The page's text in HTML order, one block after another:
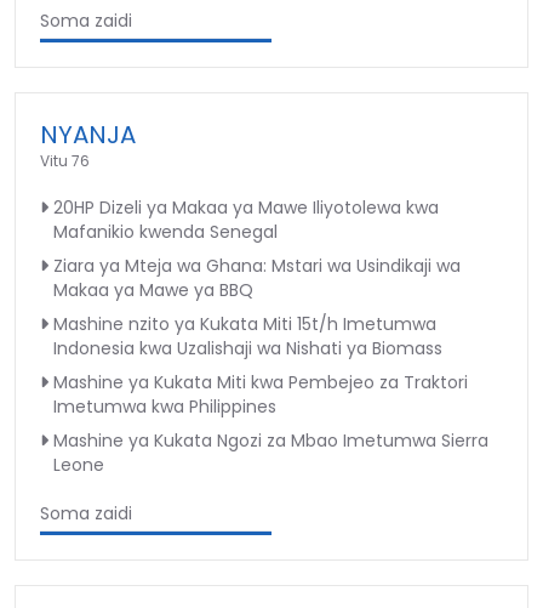
Soma zaidi
NYANJA
Vitu 76
20HP Dizeli ya Makaa ya Mawe Iliyotolewa kwa
Mafanikio kwenda Senegal
Ziara ya Mteja wa Ghana: Mstari wa Usindikaji wa
Makaa ya Mawe ya BBQ
Mashine nzito ya Kukata Miti 15t/h Imetumwa
Indonesia kwa Uzalishaji wa Nishati ya Biomass
Mashine ya Kukata Miti kwa Pembejeo za Traktori
Imetumwa kwa Philippines
Mashine ya Kukata Ngozi za Mbao Imetumwa Sierra
Leone
Soma zaidi